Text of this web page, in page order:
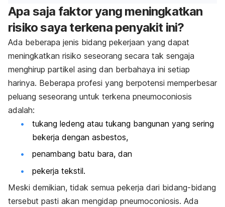
Apa saja faktor yang meningkatkan
risiko saya terkena penyakit ini?
Ada beberapa jenis bidang pekerjaan yang dapat
meningkatkan risiko seseorang secara tak sengaja
menghirup partikel asing dan berbahaya ini setiap
harinya. Beberapa profesi yang berpotensi memperbesar
peluang seseorang untuk terkena pneumoconiosis
adalah:
tukang ledeng atau tukang bangunan yang sering
bekerja dengan asbestos,
penambang batu bara, dan
pekerja tekstil.
Meski demikian, tidak semua pekerja dari bidang-bidang
tersebut pasti akan mengidap pneumoconiosis. Ada